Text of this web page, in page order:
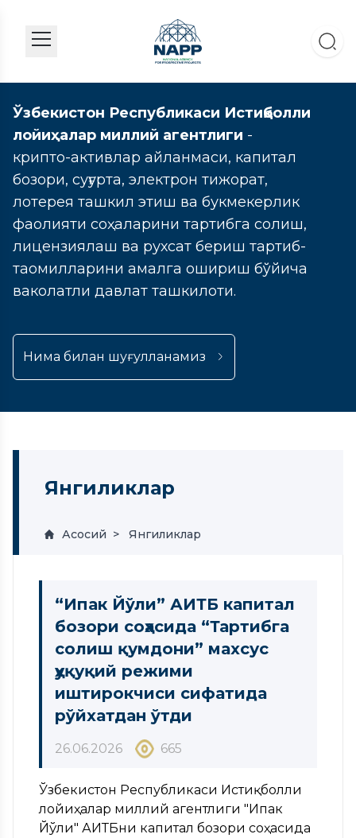
Ўзбекистон Республикаси Истиқболли
лойиҳалар миллий агентлиги -
крипто-активлар айланмаси, капитал
бозори, суғурта, электрон тижорат,
лотерея ташкил этиш ва букмекерлик
фаолияти соҳаларини тартибга солиш,
лицензиялаш ва рухсат бериш тартиб-
таомилларини амалга ошириш бўйича
ваколатли давлат ташкилоти.
Нима билан шуғулланамиз
Янгиликлар
Асосий Янгиликлар
“Ипак Йўли” АИТБ капитал
бозори соҳасида “Тартибга
солиш қумдони” махсус
ҳуқуқий режими
иштирокчиси сифатида
рўйхатдан ўтди
26.06.2026 665
Ўзбекистон Республикаси Истиқболли
лойиҳалар миллий агентлиги "Ипак
Йўли" АИТБни капитал бозори соҳасида